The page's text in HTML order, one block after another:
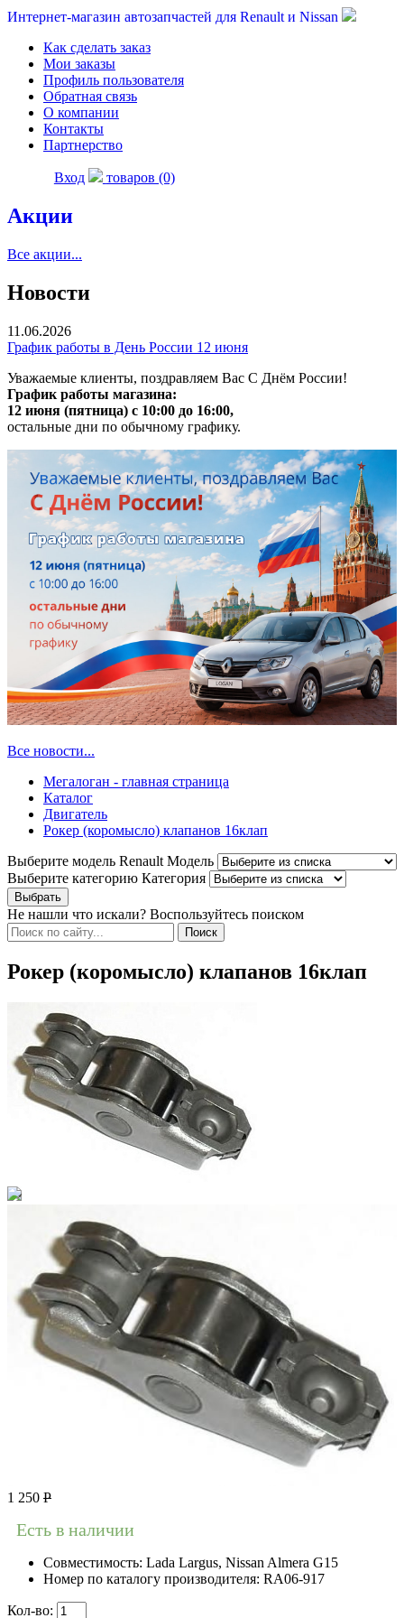
Интернет-магазин автозапчастей для Renault и Nissan
Как сделать заказ
Мои заказы
Профиль пользователя
Обратная связь
О компании
Контакты
Партнерство
Вход товаров (0)
Акции
Все акции...
Новости
11.06.2026
График работы в День России 12 июня
Уважаемые клиенты, поздравляем Вас С Днём России!
График работы магазина:
12 июня (пятница) с 10:00 до 16:00,
остальные дни по обычному графику.
Все новости...
Мегалоган - главная страница
Каталог
Двигатель
Рокер (коромысло) клапанов 16клап
Выберите модель Renault Модель
Выберите категорию Категория
Не нашли что искали? Воспользуйтесь поиском
Рокер (коромысло) клапанов 16клап
1 250 Р
Есть в наличии
Совместимость: Lada Largus, Nissan Almera G15
Номер по каталогу производителя: RA06-917
Кол-во: